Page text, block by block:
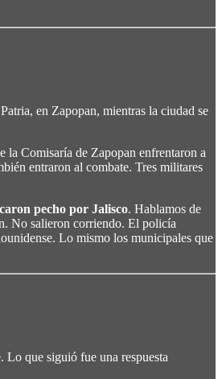
en Zapopan, mientras la ciudad se
la Comisaría de Zapopan enfrentaron a
entraron al combate. Tres militares
pecho por Jalisco. Hablamos de
No salieron corriendo. El policía
Lo mismo los municipales que
Lo que siguió fue una respuesta